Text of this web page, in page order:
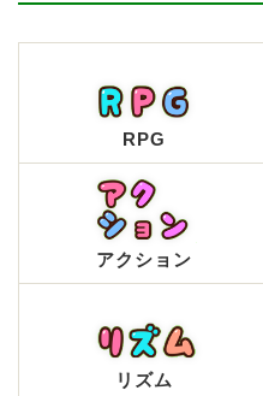
RPG
アクション
リズム